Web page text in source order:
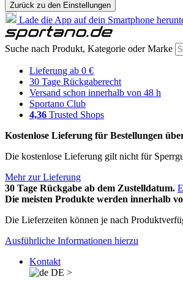
Zurück zu den Einstellungen
Lade die App auf dein Smartphone
Suche nach Produkt, Kategorie oder Marke
Lieferung ab 0 €
30 Tage Rückgaberecht
Versand schon innerhalb von 48 h
Sportano Club
4,36 Trusted Shops
Kostenlose Lieferung für Bestellungen
Die kostenlose Lieferung gilt nicht für
Mehr zur Lieferung
30 Tage Rückgabe ab dem Zustelldatum.
Die meisten Produkte werden innerhalb
Die Lieferzeiten können je nach
Ausführliche Informationen hierzu
Kontakt
DE >